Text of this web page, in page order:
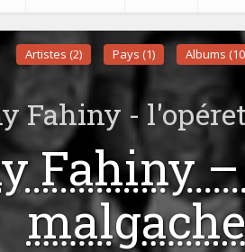
Artistes (2) Pays (1) Albums
Fahiny -
Fahiny
malgache